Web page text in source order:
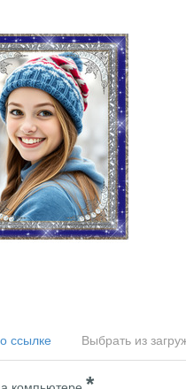
ссылке Выбрать из
*